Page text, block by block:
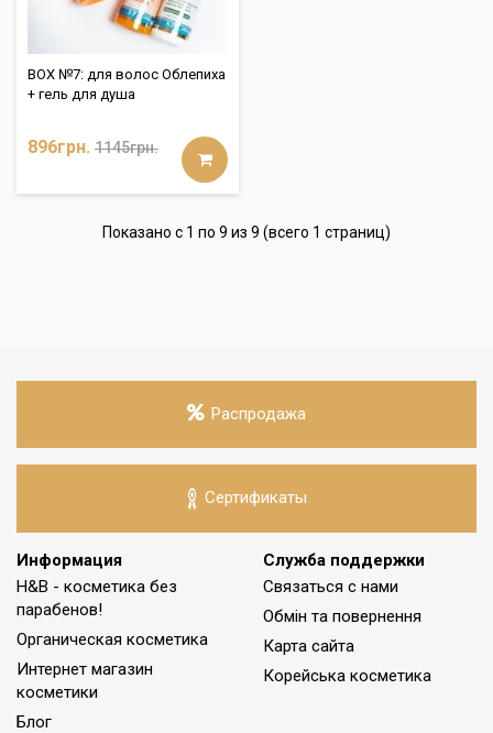
BOX №7: для волос Облепиха
+ гель для душа
896грн. 1145грн.
Показано с 1 по 9 из 9 (всего 1 страниц)
Распродажа
Сертификаты
Информация
H&B - косметика без
парабенов!
Органическая косметика
Интернет магазин
косметики
Блог
Служба поддержки
Связаться с нами
Обмін та повернення
Карта сайта
Корейська косметика